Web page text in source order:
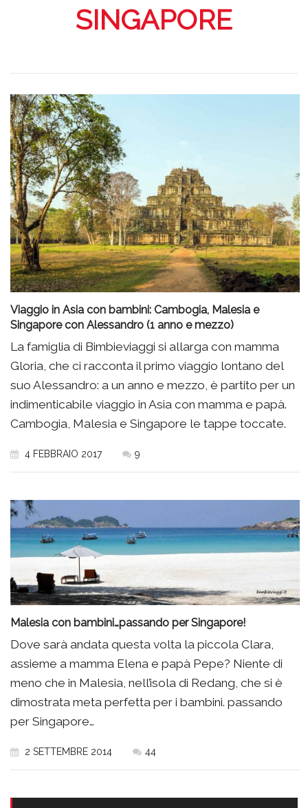
SINGAPORE
Viaggio in Asia con bambini: Cambogia, Malesia e
Singapore con Alessandro (1 anno e mezzo)
La famiglia di Bimbieviaggi si allarga con mamma
Gloria, che ci racconta il primo viaggio lontano del
suo Alessandro: a un anno e mezzo, è partito per un
indimenticabile viaggio in Asia con mamma e papà.
Cambogia, Malesia e Singapore le tappe toccate.
4 FEBBRAIO 2017 9
Malesia con bambini…passando per Singapore!
Dove sarà andata questa volta la piccola Clara,
assieme a mamma Elena e papà Pepe? Niente di
meno che in Malesia, nell’isola di Redang, che si è
dimostrata meta perfetta per i bambini. passando
per Singapore…
2 SETTEMBRE 2014 44